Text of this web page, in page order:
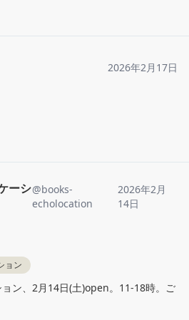
2026年2月17日
ーシ@books-
echolocation
2026年2月
14日
ョン
ン、2月14日(土)open。11‐18時。ご